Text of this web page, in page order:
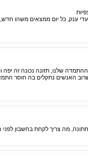
ענק, כל יום ממצאים משהו
שלנו, תזונה נכונה זה יפה
שרוב האנשים נתקלים בה חוסר
מה צריך לקחת בחשבון